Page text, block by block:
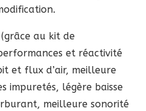
au kit de
et réactivité
et flux d’air, meilleure
impuretés, légère baisse
meilleure sonorité